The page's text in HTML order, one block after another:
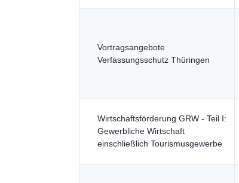
Vortragsangebote
Verfassungsschutz Thüringen
Wirtschaftsförderung GRW - Teil I:
Gewerbliche Wirtschaft
einschließlich Tourismusgewerbe